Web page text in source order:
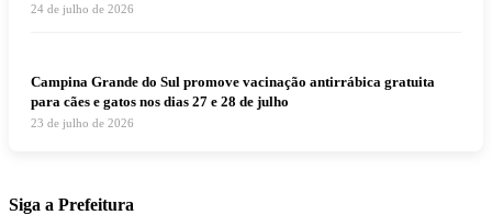
24 de julho de 2026
Campina Grande do Sul promove vacinação antirrábica gratuita
para cães e gatos nos dias 27 e 28 de julho
23 de julho de 2026
Siga a Prefeitura